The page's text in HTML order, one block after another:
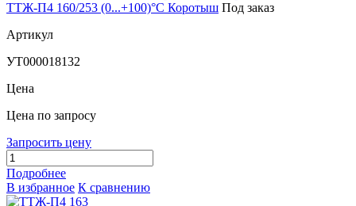
ТТЖ-П4 160/253 (0...+100)°С Коротыш Под заказ
Артикул
УТ000018132
Цена
Цена по запросу
Запросить цену
Подробнее
В избранное К сравнению